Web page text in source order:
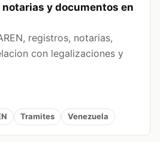
notarias y documentos en
registros, notarias,
con legalizaciones y
Tramites Venezuela